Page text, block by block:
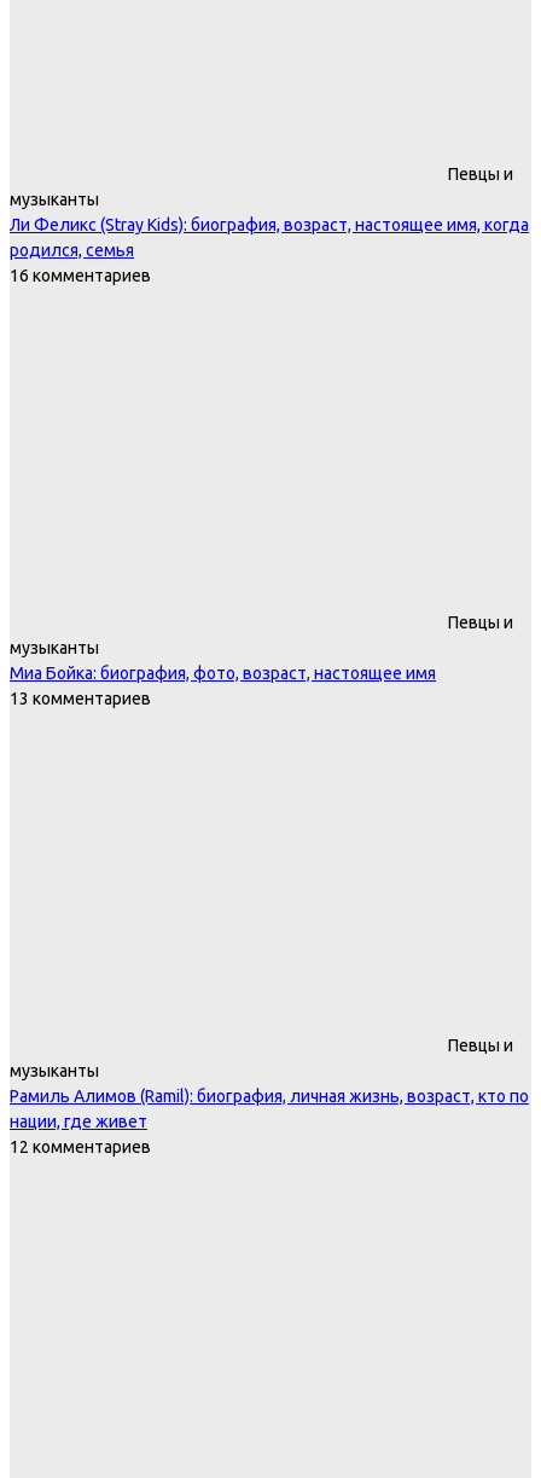
Певцы и
музыканты
Ли Феликс (Stray Kids): биография, возраст, настоящее имя, когда
родился, семья
16 комментариев
Певцы и
музыканты
Миа Бойка: биография, фото, возраст, настоящее имя
13 комментариев
Певцы и
музыканты
Рамиль Алимов (Ramil): биография, личная жизнь, возраст, кто по
нации, где живет
12 комментариев